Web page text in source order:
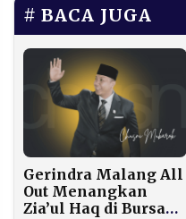
BACA JUGA
Gerindra Malang All
Out Menangkan
Zia’ul Haq di Bursa